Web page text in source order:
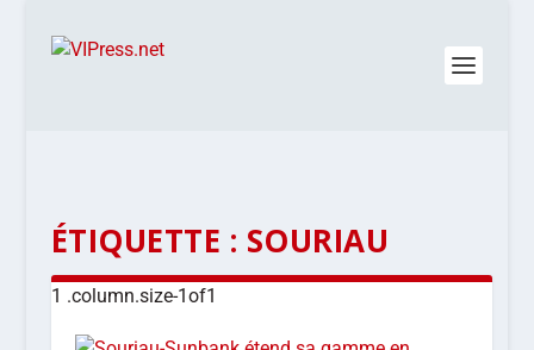
ÉTIQUETTE : SOURIAU